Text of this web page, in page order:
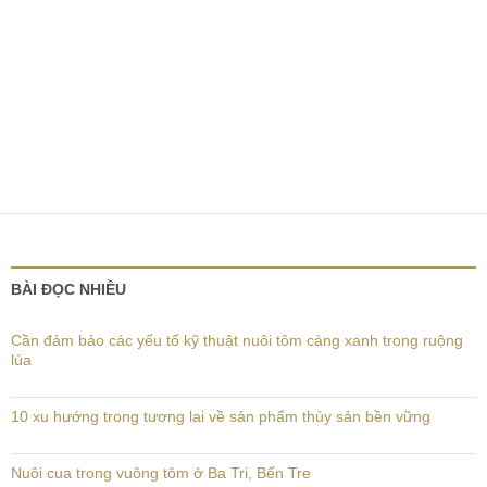
BÀI ĐỌC NHIỀU
Cần đảm bảo các yếu tố kỹ thuật nuôi tôm càng xanh trong ruộng
lúa
10 xu hướng trong tương lai về sản phẩm thủy sản bền vững
Nuôi cua trong vuông tôm ở Ba Tri, Bến Tre